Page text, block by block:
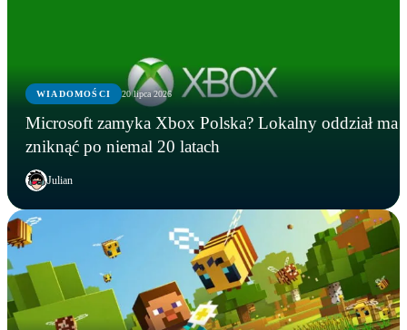
WIADOMOŚCI 20 lipca 2026
Microsoft zamyka Xbox Polska? Lokalny oddział ma
zniknąć po niemal 20 latach
Julian